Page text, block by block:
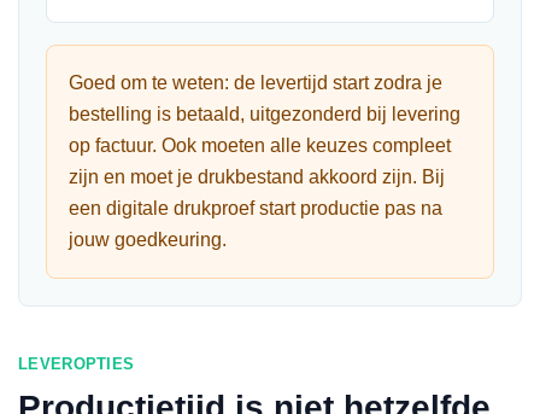
Goed om te weten: de levertijd start zodra je
bestelling is betaald, uitgezonderd bij levering
op factuur. Ook moeten alle keuzes compleet
zijn en moet je drukbestand akkoord zijn. Bij
een digitale drukproef start productie pas na
jouw goedkeuring.
LEVEROPTIES